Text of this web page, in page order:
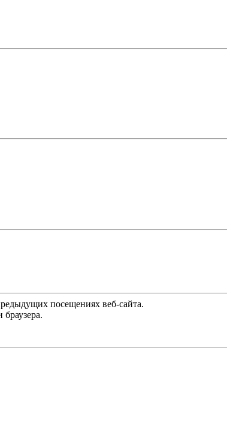
посещениях веб-сайта.